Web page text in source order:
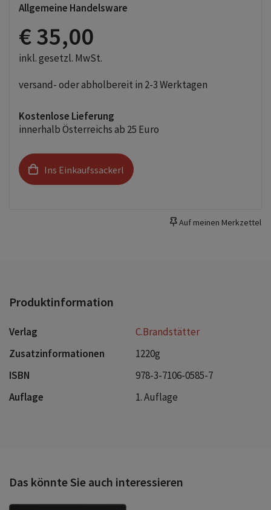
Allgemeine Handelsware
€ 35,00
inkl. gesetzl. MwSt.
versand- oder abholbereit in 2-3 Werktagen
Kostenlose Lieferung
innerhalb Österreichs ab 25 Euro
Ins Einkaufssackerl
Auf meinen Merkzettel
Produktinformation
Verlag
C.Brandstätter
Zusatzinformationen
1220g
ISBN
978-3-7106-0585-7
Auflage
1. Auflage
Das könnte Sie auch interessieren